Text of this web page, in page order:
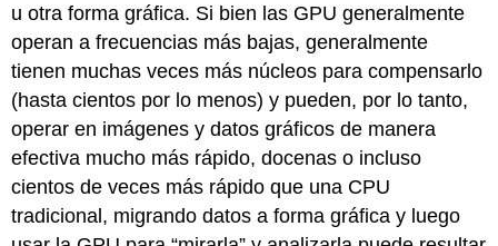
u otra forma gráfica. Si bien las GPU generalmente
operan a frecuencias más bajas, generalmente
tienen muchas veces más núcleos para compensarlo
(hasta cientos por lo menos) y pueden, por lo tanto,
operar en imágenes y datos gráficos de manera
efectiva mucho más rápido, docenas o incluso
cientos de veces más rápido que una CPU
tradicional, migrando datos a forma gráfica y luego